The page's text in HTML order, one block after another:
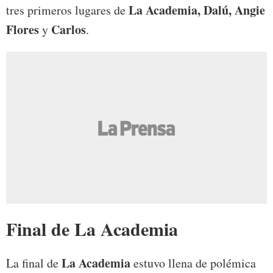
tres primeros lugares deLa Academia, Dalú, Angie
Floresy Carlos.
Final de La Academia
La final deLa Academiaestuvo llena de polémica